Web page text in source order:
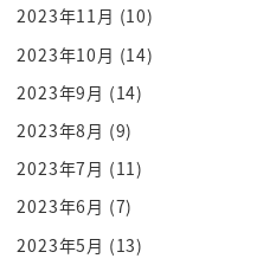
ねえ6
でももう1回寝れない
そんな中で夜中に起きちゃ
に起きちゃ変な時間に起き
4時半ってなんだよ
なんで4時半に起きちゃっ
なきゃだしたもんねー6時
なきゃいけないの4時半に
2023年11月 (10)
2023年10月 (14)
2023年9月 (14)
2023年8月 (9)
2023年7月 (11)
2023年6月 (7)
2023年5月 (13)